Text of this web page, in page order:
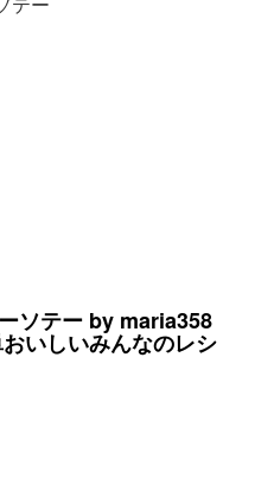
ソテー by maria358
いしいみんなのレシ